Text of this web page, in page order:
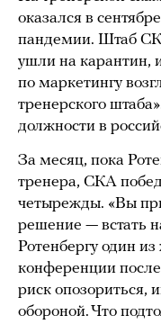
оказался в
пандемии. Штаб
ушли на карантин,
по маркетингу
тренерского
должности в
За месяц, пока
тренера, СКА
четырежды. «Вы
решение — встать
Ротенбергу один
конференции после
риск опозориться,
обороной. Что